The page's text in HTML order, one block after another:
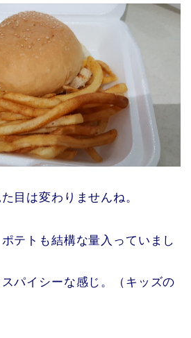
目は変わりませんね。
テトも結構な量入っていまし
パイシーな感じ。（キッズの